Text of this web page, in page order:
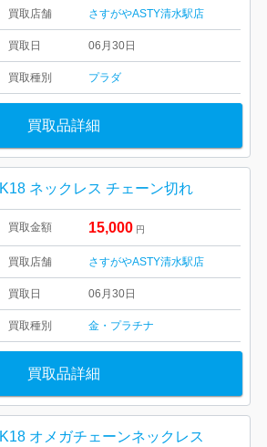
買取店舗 さすがやASTY清水駅店
買取日 06月30日
買取種別 プラダ
買取品詳細
K18 ネックレス チェーン切れ
買取金額 15,000 円
買取店舗 さすがやASTY清水駅店
買取日 06月30日
買取種別 金・プラチナ
買取品詳細
K18 オメガチェーンネックレス